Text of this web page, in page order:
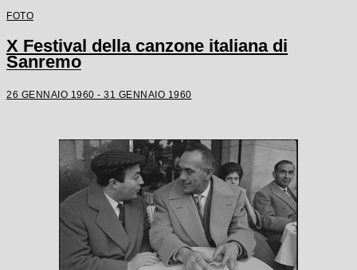
FOTO
X Festival della canzone italiana di
Sanremo
26 GENNAIO 1960 - 31 GENNAIO 1960